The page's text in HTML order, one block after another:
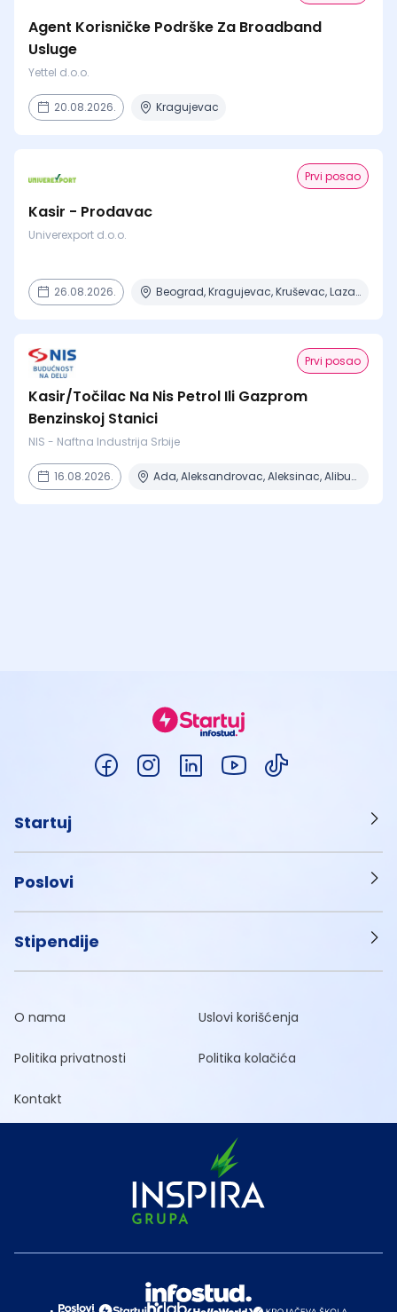
Agent Korisničke Podrške Za Broadband
Usluge
Yettel d.o.o.
20.08.2026. Kragujevac
Prvi posao
Kasir - Prodavac
Univerexport d.o.o.
26.08.2026. Beograd, Kragujevac, Kruševac, Lazarevac, Mladenovac + 6 mesta
Prvi posao
Kasir/Točilac Na Nis Petrol Ili Gazprom
Benzinskoj Stanici
NIS - Naftna Industrija Srbije
16.08.2026. Ada, Aleksandrovac, Aleksinac, Alibunar, Apatin + 206 mesta
Startuj
Poslovi
Stipendije
O nama Uslovi korišćenja
Politika privatnosti Politika kolačića
Kontakt